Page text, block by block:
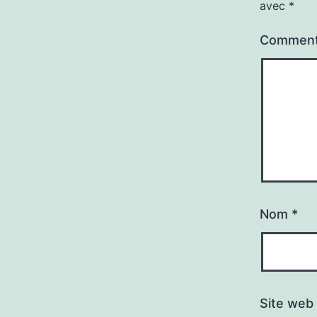
avec *
Nom *
Site web